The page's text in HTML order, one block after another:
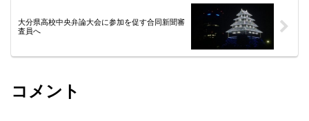
大分県高校中央弁論大会に参加を促す合同新聞審
査員へ
コメント